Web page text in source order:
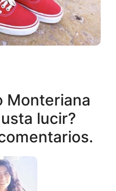
Monteriana
lucir?